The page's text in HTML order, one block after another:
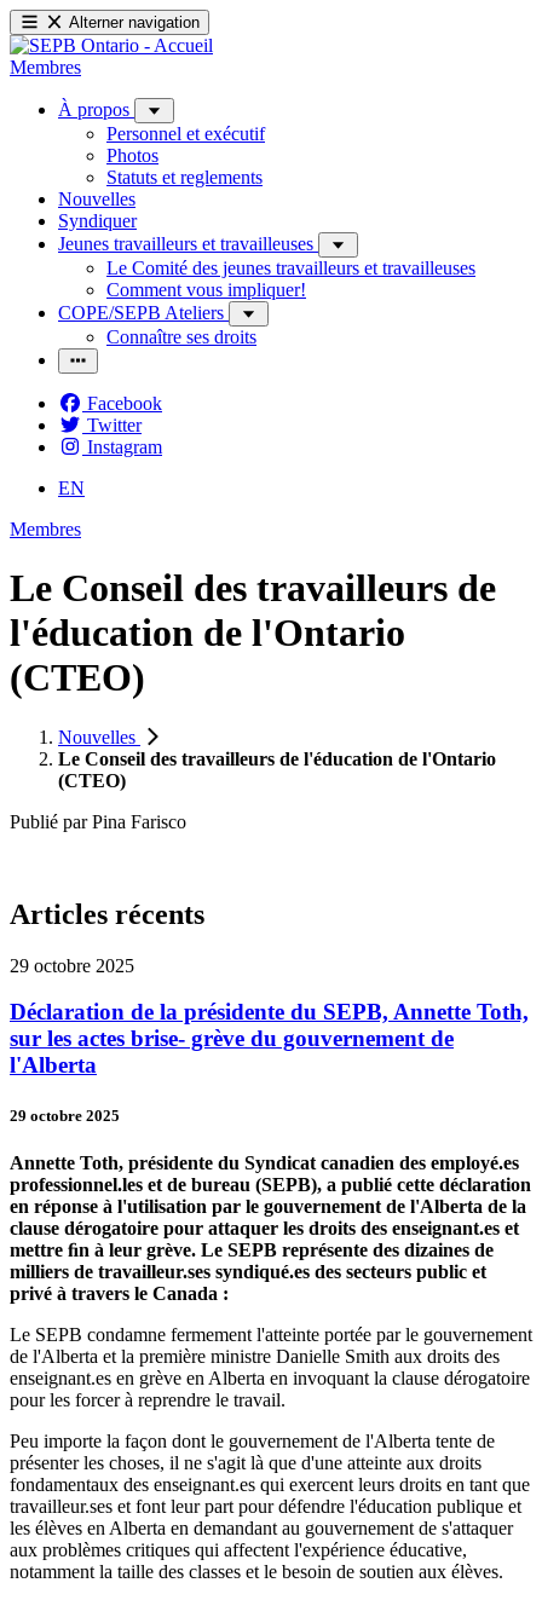
Alterner navigation
Membres
À propos
Personnel et exécutif
Photos
Statuts et reglements
Nouvelles
Syndiquer
Jeunes travailleurs et travailleuses
Le Comité des jeunes travailleurs et travailleuses
Comment vous impliquer!
COPE/SEPB Ateliers
Connaître ses droits
Facebook
Twitter
Instagram
EN
Membres
Le Conseil des travailleurs de
l'éducation de l'Ontario
(CTEO)
Nouvelles
Le Conseil des travailleurs de l'éducation de l'Ontario
(CTEO)
Publié parPina Farisco
Articles récents
29 octobre 2025
Déclaration de la présidente du SEPB, Annette Toth,
sur les actes brise- grève du gouvernement de
l'Alberta
29 octobre 2025
Annette Toth, présidente du Syndicat canadien des employé.es
professionnel.les et de bureau (SEPB), a publié cette déclaration
en réponse à l'utilisation par le gouvernement de l'Alberta de la
clause dérogatoire pour attaquer les droits des enseignant.es et
mettre ﬁn à leur grève. Le SEPB représente des dizaines de
milliers de travailleur.ses syndiqué.es des secteurs public et
privé à travers le Canada :
Le SEPB condamne fermement l'atteinte portée par le gouvernement
de l'Alberta et la première ministre Danielle Smith aux droits des
enseignant.es en grève en Alberta en invoquant la clause dérogatoire
pour les forcer à reprendre le travail.
Peu importe la façon dont le gouvernement de l'Alberta tente de
présenter les choses, il ne s'agit là que d'une atteinte aux droits
fondamentaux des enseignant.es qui exercent leurs droits en tant que
travailleur.ses et font leur part pour défendre l'éducation publique et
les élèves en Alberta en demandant au gouvernement de s'attaquer
aux problèmes critiques qui affectent l'expérience éducative,
notamment la taille des classes et le besoin de soutien aux élèves.